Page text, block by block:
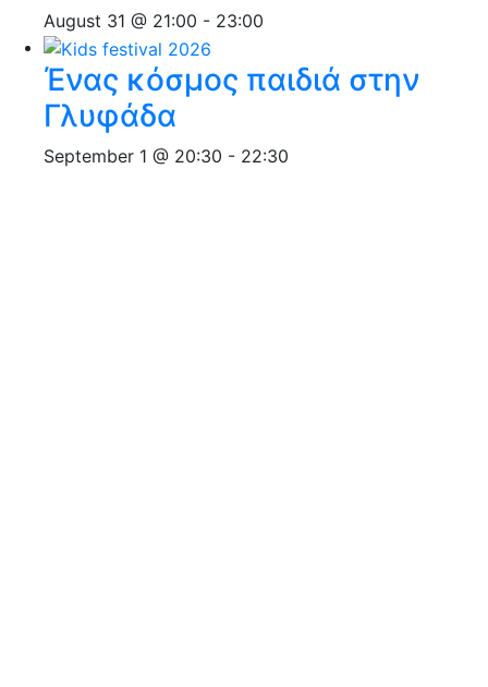
August 31 @ 21:00 - 23:00
Ένας κόσμος παιδιά στην
Γλυφάδα
September 1 @ 20:30 - 22:30